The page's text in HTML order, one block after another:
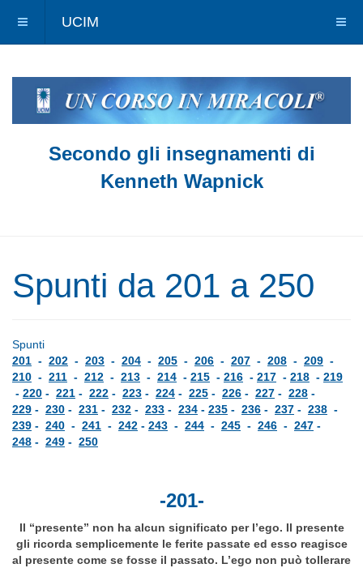
UCIM
Secondo gli insegnamenti di
Kenneth Wapnick
Spunti da 201 a 250
Spunti
201 - 202 - 203 - 204 - 205 - 206 - 207 - 208 - 209 -
210 - 211 - 212 - 213 - 214 - 215 - 216 - 217 - 218 - 219
- 220 - 221 - 222 - 223 - 224 - 225 - 226 - 227 - 228 -
229 - 230 - 231 - 232 - 233 - 234 - 235 - 236 - 237 - 238 -
239 - 240 - 241 - 242 - 243 - 244 - 245 - 246 - 247 -
248 - 249 - 250
-201-
Il “presente” non ha alcun significato per l’ego. Il presente
gli ricorda semplicemente le ferite passate ed esso reagisce
al presente come se fosse il passato. L’ego non può tollerare